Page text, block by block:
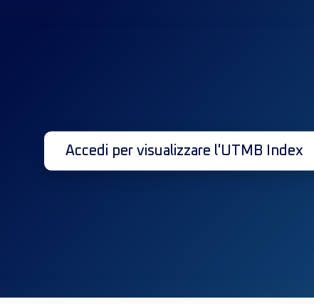
Accedi per visualizzare l'UTMB Index